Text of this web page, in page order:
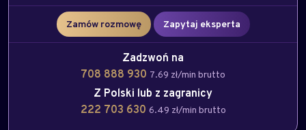
Zamów rozmowę Zapytaj eksperta
Zadzwoń na
708 888 930 7.69 zł/min brutto
Z Polski lub z zagranicy
222 703 630 6.49 zł/min brutto